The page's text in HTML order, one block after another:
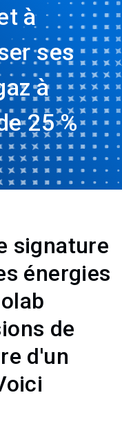
à
ses
à
25 %
signature
énergies
de
d'un